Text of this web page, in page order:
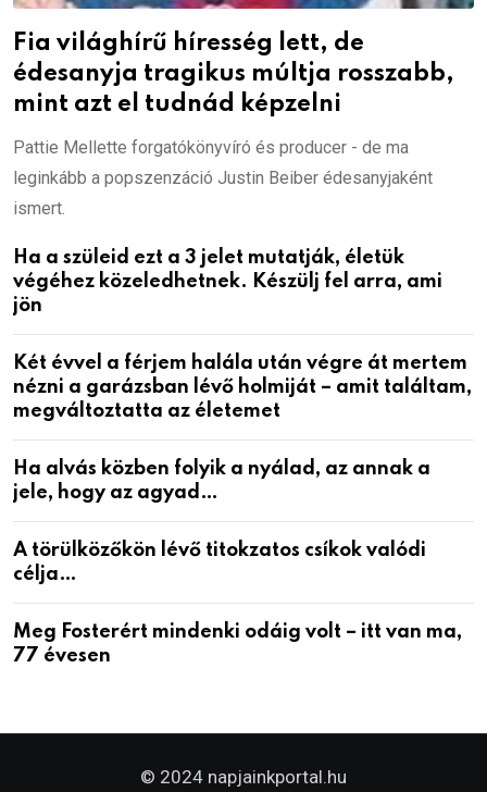
Fia világhírű híresség lett, de
édesanyja tragikus múltja rosszabb,
mint azt el tudnád képzelni
Pattie Mellette forgatókönyvíró és producer - de ma
leginkább a popszenzáció Justin Beiber édesanyjaként
ismert.
Ha a szüleid ezt a 3 jelet mutatják, életük
végéhez közeledhetnek. Készülj fel arra, ami
jön
Két évvel a férjem halála után végre át mertem
nézni a garázsban lévő holmiját – amit találtam,
megváltoztatta az életemet
Ha alvás közben folyik a nyálad, az annak a
jele, hogy az agyad…
A törülközőkön lévő titokzatos csíkok valódi
célja…
Meg Fosterért mindenki odáig volt – itt van ma,
77 évesen
© 2024 napjainkportal.hu